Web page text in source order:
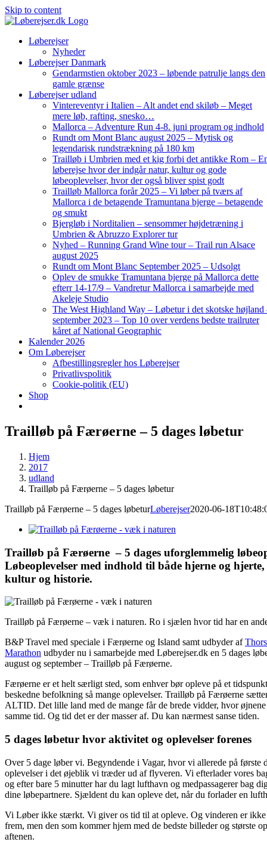
Skip to content
Løberejser
Nyheder
Løberejser Danmark
Gendarmstien oktober 2023 – løbende patrulje langs den
gamle grænse
Løberejser udland
Vintereventyr i Italien – Alt andet end skiløb – Meget
mere løb, rafting, snesko…
Mallorca – Adventure Run 4-8. juni program og indhold
Rundt om Mont Blanc august 2025 – Mytisk og
legendarisk rundstrækning på 180 km
Trailløb i Umbrien med et kig forbi det antikke Rom –
løberejse hvor der indgår natur, kultur og gode
løbeoplevelser, hvor der også bliver spist godt
Trailløb Mallorca forår 2025 – Vi løber på tværs af
Mallorca i de betagende Tramuntana bjerge – betagende
og smukt
Bjergløb i Norditalien – sensommer højdetræning i
Umbrien & Abruzzo Explorer tur
Nyhed – Running Grand Wine tour – Trail run Alsace
august 2025
Rundt om Mont Blanc September 2025 – Udsolgt
Oplev de smukke Tramuntana bjerge på Mallorca dette
efterr 14-17/9 – Vandretur Mallorca i samarbejde med
Akeleje Studio
The West Highland Way – Løbetur i det skotske højland
september 2023 – Top 10 over verdens bedste trailruter
kåret af National Geographic
Kalender 2026
Om Løberejser
Afbestillingsregler hos Løberejser
Privatlivspolitik
Cookie-politik (EU)
Shop
Trailløb på Færøerne – 5 dages løbetur
Hjem
2017
udland
Trailløb på Færøerne – 5 dages løbetur
Trailløb på Færøerne – 5 dages løbeturLøberejser2020-06-
Trailløb på Færøerne – 5 dages uforglemmelig
Løbeoplevelser med indhold til både hjerne og
kultur og historie.
Trailløb på Færøerne – væk i naturen. Ro i sjælen hvor tid har en
B&P Travel med speciale i Færøerne og Island samt udbyder af
Marathon udbyder nu i samarbejde med Løberejser.dk en 5 dages
august og september – Trailløb på Færøerne.
Færøerne er et helt særligt sted, som enhver bør opleve på et
beskedne befolkning så mange oplevelser. Trailløb på Færøerne
ALTID. Det lille land med de mange får de brede vidder, hvor
samme tid. Og tid det er der masser af. Du kan nærmest sanse tiden.
5 dages løbetur hvor aktivitet og oplevelser forenes
Over 5 dage løber vi. Begyndende i Vagar, hvor vi allerede på første
oplevelser i det øjeblik vi træder ud af flyveren. Vi efterlader vores
og efter bare 5 minutter har du lagt lufthavn og medpassagerer bag
dine løbepartnere. Sjældent du kan opleve det, når du forlader en
Vi Løber ikke stærkt. Vi giver os tid til at opleve. Og vinderen er ikke
frem, men den som kommer hjem med de bedste billeder og største
aftenen.